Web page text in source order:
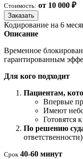
Стоимость: от 10 000 ₽
Заказать
Кодирование на 6
Описание
Временное
гарантированным
Для кого подходит
Пациентам,
Впервые
Имеют
Готовятся
По решению
ответственности)
Срок 40-60 минут